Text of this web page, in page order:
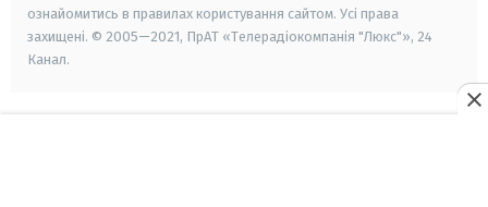
ознайомитись в правилах користування сайтом. Усі права
захищені. © 2005—2021, ПрАТ «Телерадіокомпанія "Люкс"», 24
Канал.